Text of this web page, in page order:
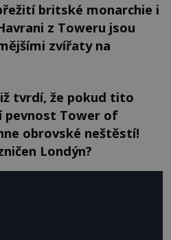
britské monarchie i
z Toweru jsou
zvířaty na
tvrdí, že pokud tito
pevnost Tower of
obrovské neštěstí!
Londýn?